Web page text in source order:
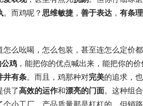
。而鸡呢？ 思维敏捷 ， 善于表达 ， 有条理
么吆喝，怎么包装，甚至连怎么定价
鸡 ，能把你的优点喊出来，能把你的价
井有条。而且，鸡那种对完美的追求，
供了高效的运作和漂亮的门面。这种组